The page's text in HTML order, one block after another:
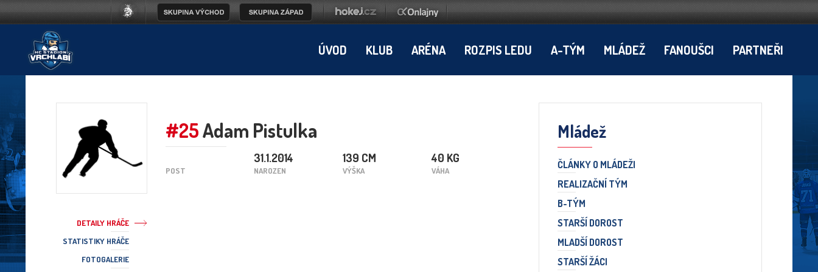
ÚVOD KLUB ARÉNA ROZPIS LEDU A-TÝM MLÁDEŽ FANOUŠCI PARTNEŘI
#25Adam Pistulka
POST
31.1.2014
NAROZEN
139 CM
VÝŠKA
40 KG
VÁHA
DETAILY HRÁČE
STATISTIKY HRÁČE
FOTOGALERIE
Mládež
ČLÁNKY O MLÁDEŽI
REALIZAČNÍ TÝM
B-TÝM
STARŠÍ DOROST
MLADŠÍ DOROST
STARŠÍ ŽÁCI